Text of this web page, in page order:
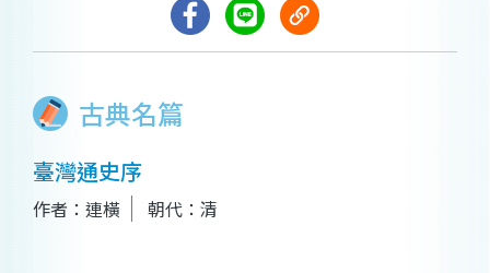
古典名篇
臺灣通史序
作者：連橫 朝代：清